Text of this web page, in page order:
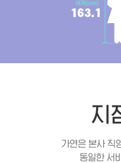
지
가연은 본사 직
동일한 서